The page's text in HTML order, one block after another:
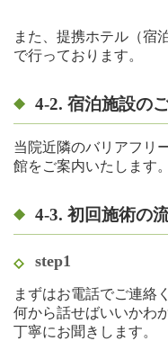
また、提携ホテル（宿
で行っております。
4-2. 宿泊施設の
当院近隣のバリアフリ
館をご案内いたします。
4-3. 初回施術の
step1
まずはお電話でご連絡
何から話せばいいかわ
丁寧にお聞きします。